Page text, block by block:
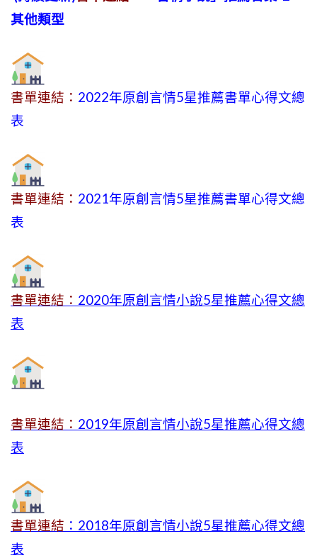
其他類型
書單連結： 2022年原創言情5星推薦書單心得文總
表
書單連結： 2021年原創言情5星推薦書單心得文總
表
書單連結： 2020年原創言情小說5星推薦心得文總
表
書單連結： 2019年原創言情小說5星推薦心得文總
表
書單連結 ：2018年原創言情小說5星推薦心得文總
表